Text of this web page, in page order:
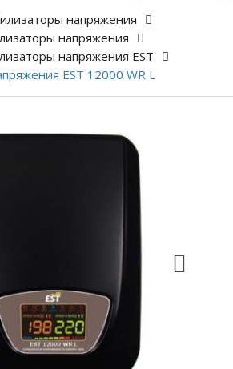
напряжения
напряжения
напряжения EST
EST 12000 WR L